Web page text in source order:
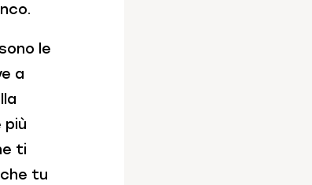
le
a
più
ti
tu